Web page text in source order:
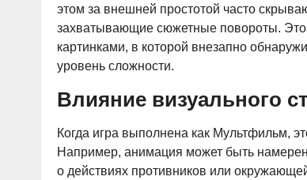
этом за внешней простотой часто
захватывающие сюжетные повороты. Это
картинками, в которой внезапно
уровень сложности.
Влияние визуального
Когда игра выполнена как Мультфильм,
Например, анимация может быть
о действиях противников или